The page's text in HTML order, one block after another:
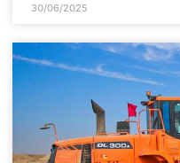
30/06/2025